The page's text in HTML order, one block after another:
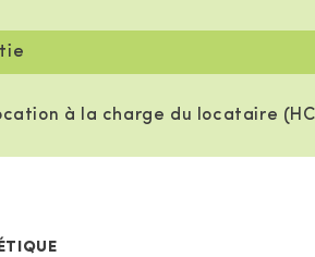
à la charge du locataire